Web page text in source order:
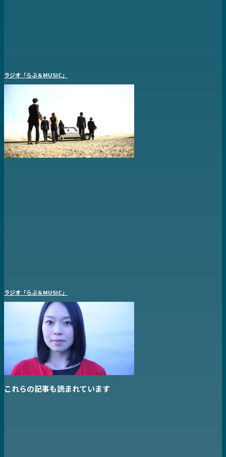
ラジオ「らぶ＆MUSIC」
ラジオ「らぶ＆MUSIC」
これらの記事も読まれています